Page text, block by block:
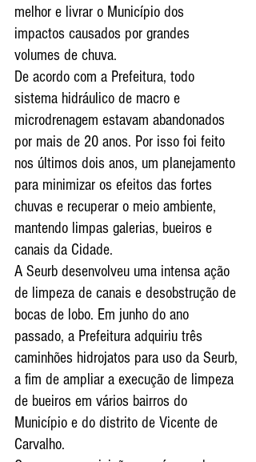
melhor e livrar o Município dos
impactos causados por grandes
volumes de chuva.
De acordo com a Prefeitura, todo
sistema hidráulico de macro e
microdrenagem estavam abandonados
por mais de 20 anos. Por isso foi feito
nos últimos dois anos, um planejamento
para minimizar os efeitos das fortes
chuvas e recuperar o meio ambiente,
mantendo limpas galerias, bueiros e
canais da Cidade.
A Seurb desenvolveu uma intensa ação
de limpeza de canais e desobstrução de
bocas de lobo. Em junho do ano
passado, a Prefeitura adquiriu três
caminhões hidrojatos para uso da Seurb,
a fim de ampliar a execução de limpeza
de bueiros em vários bairros do
Município e do distrito de Vicente de
Carvalho.